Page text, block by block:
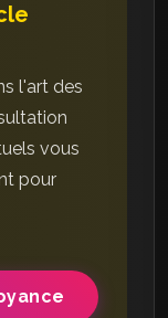
l'art des
vous
pour